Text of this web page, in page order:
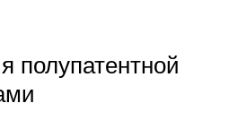
полупатентной